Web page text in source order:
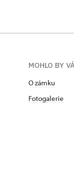
MOHLO BY
O zámku
Fotogalerie